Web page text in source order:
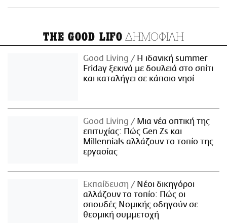
THE GOOD LIFO ΔΗΜΟΦΙΛΗ
Good Living
Η ιδανική summer
Friday ξεκινά με δουλειά στο σπίτι
και καταλήγει σε κάποιο νησί
Good Living
Μια νέα οπτική της
επιτυχίας: Πώς Gen Zs και
Millennials αλλάζουν το τοπίο της
εργασίας
Εκπαίδευση
Νέοι δικηγόροι
αλλάζουν το τοπίο: Πώς οι
σπουδές Νομικής οδηγούν σε
θεσμική συμμετοχή